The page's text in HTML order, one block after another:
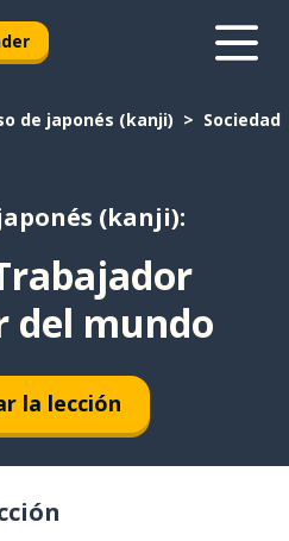
de japonés (kanji) Sociedad
(kanji):
del mundo
la lección